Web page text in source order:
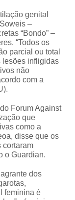
genital
–
“Bondo” –
“Todos os
parcial ou total
lesões infligidas
não
com a
Forum Against
que
como a
disse que os
cortaram
o Guardian.
dos
feminina é